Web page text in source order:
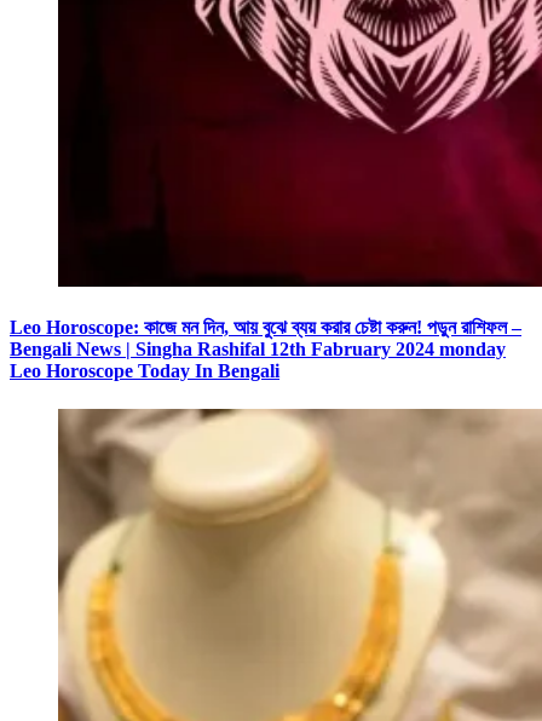
Leo Horoscope: কাজে মন দিন, আয় বুঝে ব্যয় করার চেষ্টা করুন! পড়ুন রাশিফল –
Bengali News | Singha Rashifal 12th Fabruary 2024 monday
Leo Horoscope Today In Bengali